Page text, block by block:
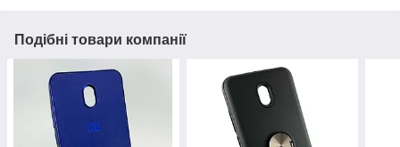
Подібні товари компанії